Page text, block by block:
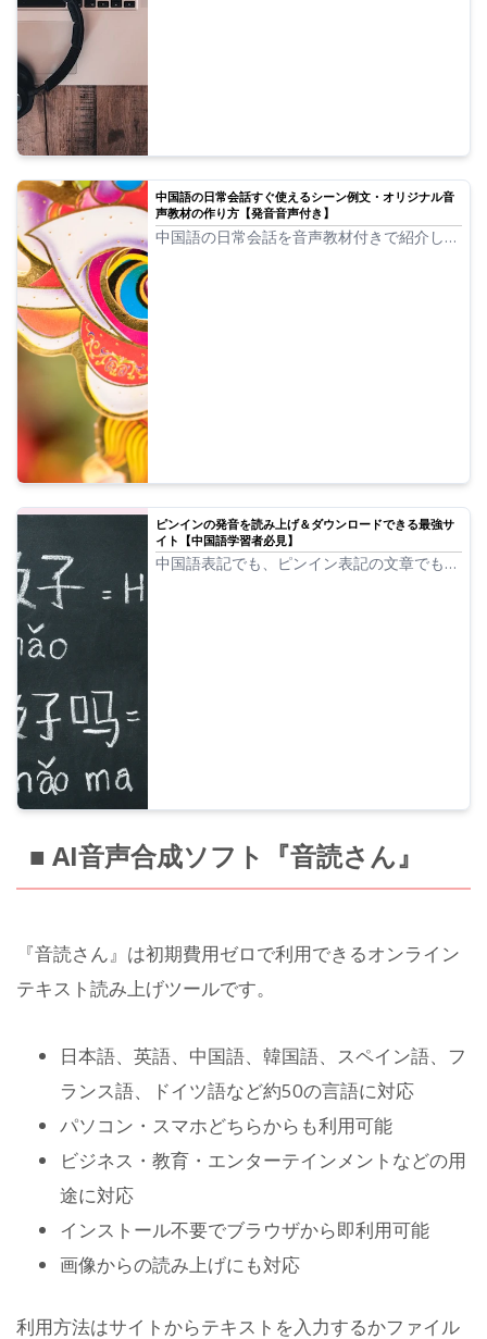
中国語の日常会話すぐ使えるシーン例文・オリジナル音
声教材の作り方【発音音声付き】
中国語の日常会話を音声教材付きで紹介しま
ピンインの発音を読み上げ＆ダウンロードできる最強サ
イト【中国語学習者必見】
中国語表記でも、ピンイン表記の文章でも、
■ AI音声合成ソフト『音読さん』
『音読さん』は初期費用ゼロで利用できるオンライン
テキスト読み上げツールです。
日本語、英語、中国語、韓国語、スペイン語、フ
ランス語、ドイツ語など約50の言語に対応
パソコン・スマホどちらからも利用可能
ビジネス・教育・エンターテインメントなどの用
途に対応
インストール不要でブラウザから即利用可能
画像からの読み上げにも対応
利用方法はサイトからテキストを入力するかファイル